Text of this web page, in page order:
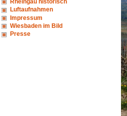
Rheingau historisch
Luftaufnahmen
Impressum
Wiesbaden im Bild
Presse